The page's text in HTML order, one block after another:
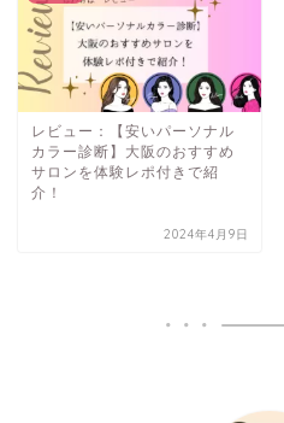
レビュー：【安いパーソナル
カラー診断】大阪のおすすめ
サロンを体験レポ付きで紹
介！
2024年4月9日